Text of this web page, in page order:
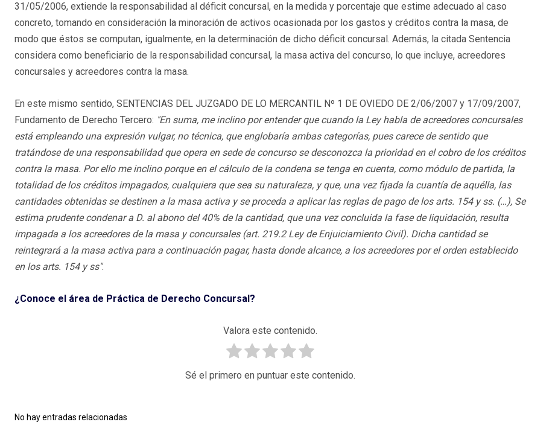
31/05/2006, extiende la responsabilidad al déficit concursal, en la medida y porcentaje que estime adecuado al caso
concreto, tomando en consideración la minoración de activos ocasionada por los gastos y créditos contra la masa, de
modo que éstos se computan, igualmente, en la determinación de dicho déficit concursal. Además, la citada Sentencia
considera como beneficiario de la responsabilidad concursal, la masa activa del concurso, lo que incluye, acreedores
concursales y acreedores contra la masa.
En este mismo sentido, SENTENCIAS DEL JUZGADO DE LO MERCANTIL Nº 1 DE OVIEDO DE 2/06/2007 y 17/09/2007,
Fundamento de Derecho Tercero: "En suma, me inclino por entender que cuando la Ley habla de acreedores concursales
está empleando una expresión vulgar, no técnica, que englobaría ambas categorías, pues carece de sentido que
tratándose de una responsabilidad que opera en sede de concurso se desconozca la prioridad en el cobro de los créditos
contra la masa. Por ello me inclino porque en el cálculo de la condena se tenga en cuenta, como módulo de partida, la
totalidad de los créditos impagados, cualquiera que sea su naturaleza, y que, una vez fijada la cuantía de aquélla, las
cantidades obtenidas se destinen a la masa activa y se proceda a aplicar las reglas de pago de los arts. 154 y ss. (…), Se
estima prudente condenar a D. al abono del 40% de la cantidad, que una vez concluida la fase de liquidación, resulta
impagada a los acreedores de la masa y concursales (art. 219.2 Ley de Enjuiciamiento Civil). Dicha cantidad se
reintegrará a la masa activa para a continuación pagar, hasta donde alcance, a los acreedores por el orden establecido
en los arts. 154 y ss".
¿Conoce el área de Práctica de Derecho Concursal?
Valora este contenido.
Sé el primero en puntuar este contenido.
No hay entradas relacionadas